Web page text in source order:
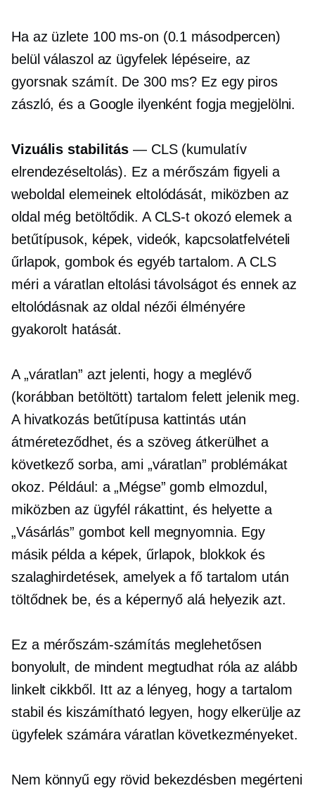
Ha az üzlete 100 ms-on (0.1 másodpercen)
belül válaszol az ügyfelek lépéseire, az
gyorsnak számít. De 300 ms? Ez egy piros
zászló, és a Google ilyenként fogja megjelölni.
Vizuális stabilitás — CLS (kumulatív
elrendezéseltolás). Ez a mérőszám figyeli a
weboldal elemeinek eltolódását, miközben az
oldal még betöltődik. A CLS-t okozó elemek a
betűtípusok, képek, videók, kapcsolatfelvételi
űrlapok, gombok és egyéb tartalom. A CLS
méri a váratlan eltolási távolságot és ennek az
eltolódásnak az oldal nézői élményére
gyakorolt ​​hatását.
A „váratlan” azt jelenti, hogy a meglévő
(korábban betöltött) tartalom felett jelenik meg.
A hivatkozás betűtípusa kattintás után
átméreteződhet, és a szöveg átkerülhet a
következő sorba, ami „váratlan” problémákat
okoz. Például: a „Mégse” gomb elmozdul,
miközben az ügyfél rákattint, és helyette a
„Vásárlás” gombot kell megnyomnia. Egy
másik példa a képek, űrlapok, blokkok és
szalaghirdetések, amelyek a fő tartalom után
töltődnek be, és a képernyő alá helyezik azt.
Ez a mérőszám-számítás meglehetősen
bonyolult, de mindent megtudhat róla az alább
linkelt cikkből. Itt az a lényeg, hogy a tartalom
stabil és kiszámítható legyen, hogy elkerülje az
ügyfelek számára váratlan következményeket.
Nem könnyű egy rövid bekezdésben megérteni